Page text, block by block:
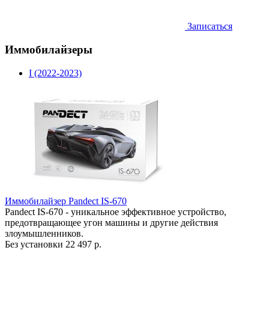
Записаться
Иммобилайзеры
I (2022-2023)
Иммобилайзер Pandect IS-670
Pandect IS-670 - уникальное эффективное устройство,
предотвращающее угон машины и другие действия
злоумышленников.
Без установки 22 497 р.